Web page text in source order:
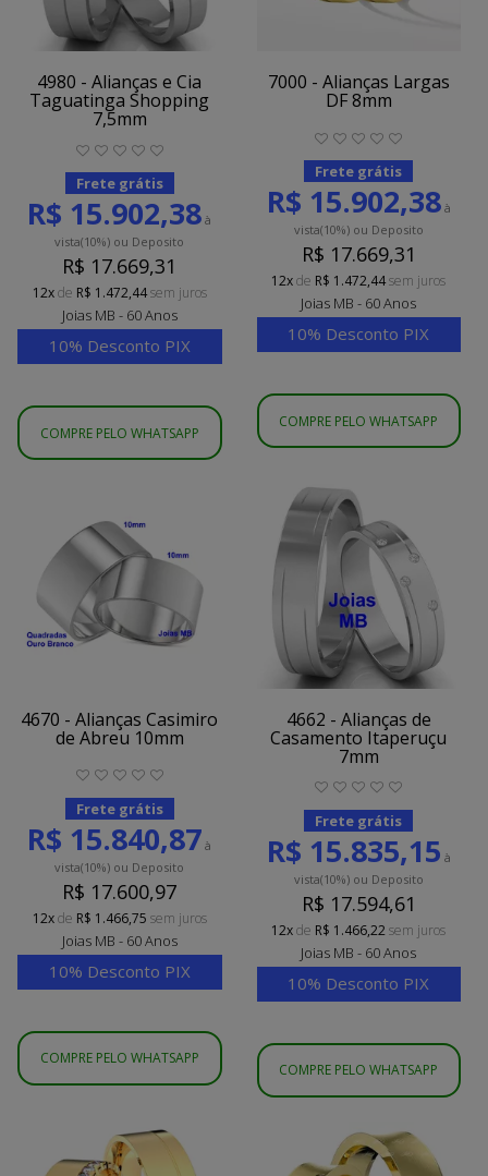
4980 - Alianças e Cia
Taguatinga Shopping
7,5mm
Frete grátis
R$ 15.902,38 à
vista(10%) ou Deposito
R$ 17.669,31
12xde R$ 1.472,44sem juros
Joias MB - 60 Anos
10% Desconto PIX
COMPRE PELO WHATSAPP
7000 - Alianças Largas
DF 8mm
Frete grátis
R$ 15.902,38à
vista(10%)ou Deposito
R$ 17.669,31
12xde R$ 1.472,44sem juros
Joias MB - 60 Anos
10% Desconto PIX
COMPRE PELO WHATSAPP
4670 - Alianças Casimiro
de Abreu 10mm
Frete grátis
R$ 15.840,87 à
vista(10%) ou Deposito
R$ 17.600,97
12xde R$ 1.466,75 sem juros
Joias MB - 60 Anos
10% Desconto PIX
COMPRE PELO WHATSAPP
4662 - Alianças de
Casamento Itaperuçu
7mm
Frete grátis
R$ 15.835,15 à
vista(10%)ou Deposito
R$ 17.594,61
12xde R$ 1.466,22sem juros
Joias MB - 60 Anos
10% Desconto PIX
COMPRE PELO WHATSAPP